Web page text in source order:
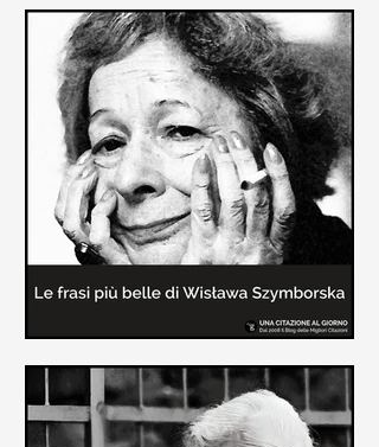
Le frasi più belle delle poesie di
Wisława Szymborska